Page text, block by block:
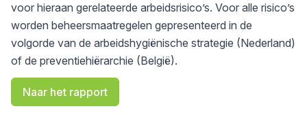
voor hieraan gerelateerde arbeidsrisico’s. Voor alle risico’s
worden beheersmaatregelen gepresenteerd in de
volgorde van de arbeidshygiënische strategie (Nederland)
of de preventiehiërarchie (België).
Naar het rapport